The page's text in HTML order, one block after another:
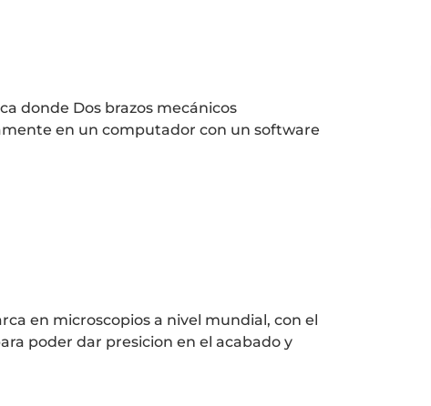
donde Dos brazos mecánicos
en un computador con un software
en microscopios a nivel mundial, con el
poder dar presicion en el acabado y